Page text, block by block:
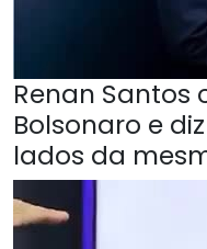
Renan Santos
Bolsonaro e
lados da